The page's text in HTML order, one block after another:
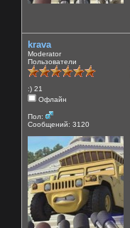
krava
Moderator
Пользователи
:) 21
Офлайн
Пол:
Сообщений: 3120